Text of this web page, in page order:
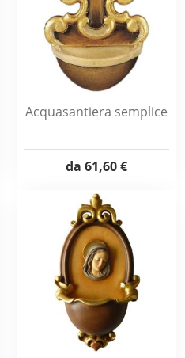
Acquasantiera semplice
da 61,60 €